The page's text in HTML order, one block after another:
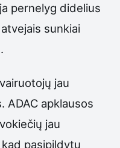
pernelyg didelius
sunkiai
jau
ADAC apklausos
jau
pasipildytų